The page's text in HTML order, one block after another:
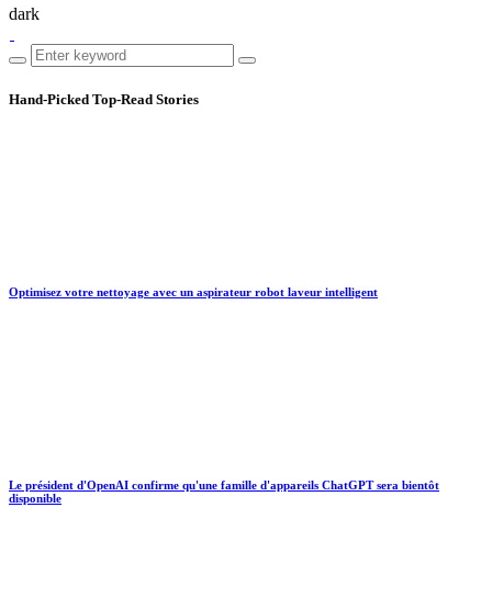
dark
Hand-Picked Top-Read Stories
Optimisez votre nettoyage avec un aspirateur robot laveur intelligent
Le président d'OpenAI confirme qu'une famille d'appareils ChatGPT sera bientôt
disponible